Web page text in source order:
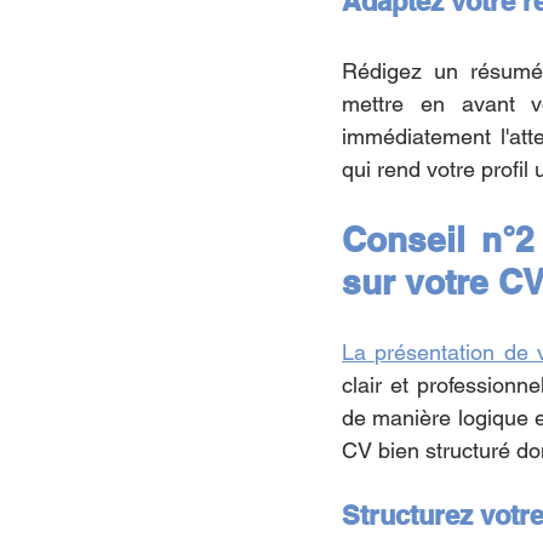
Rédigez un
mettre en avant
immédiatement
qui rend votre profil
Conseil
sur votre
La présentation de
clair et
de manière logique
CV bien structuré
Structurez